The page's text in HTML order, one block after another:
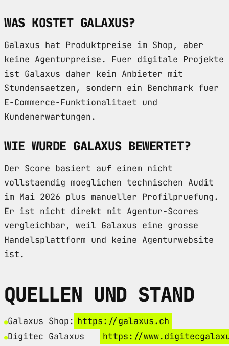
WAS KOSTET GALAXUS?
Galaxus hat Produktpreise im Shop, aber
keine Agenturpreise. Fuer digitale Projekte
ist Galaxus daher kein Anbieter mit
Stundensaetzen, sondern ein Benchmark fuer
E-Commerce-Funktionalitaet und
Kundenerwartungen.
WIE WURDE GALAXUS BEWERTET?
Der Score basiert auf einem nicht
vollstaendig moeglichen technischen Audit
im Mai 2026 plus manueller Profilpruefung.
Er ist nicht direkt mit Agentur-Scores
vergleichbar, weil Galaxus eine grosse
Handelsplattform und keine Agenturwebsite
ist.
QUELLEN UND STAND
Galaxus Shop: https://galaxus.ch
Digitec Galaxus
https://